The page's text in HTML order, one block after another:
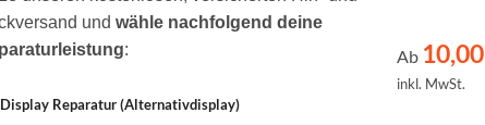
und wähle nachfolgend deine
:
Display Reparatur (Alternativdisplay)
Ab 10,00
inkl. MwSt.